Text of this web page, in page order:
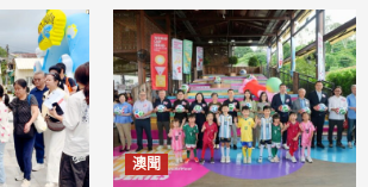
澳聞